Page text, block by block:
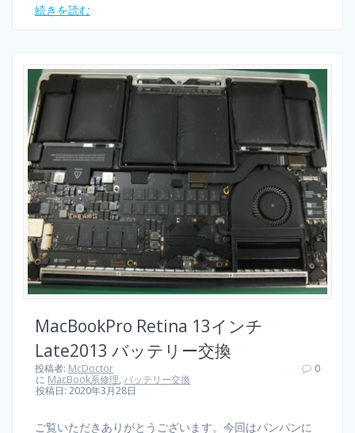
続きを読む
MacBookPro Retina 13インチ
Late2013 バッテリー交換
投稿者: McDoctor
に MacBook系修理,バッテリー交換
投稿日: 2020年3月28日
0
ご覧いただきありがとうございます。今回はパンパンに